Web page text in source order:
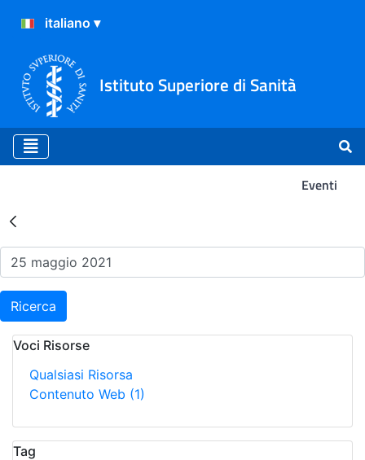
Istituto Superiore di Sanità
Eventi
Risultati della Ricerca -
Ricerca
Voci Risorse
Qualsiasi Risorsa
Contenuto Web (1)
Tag